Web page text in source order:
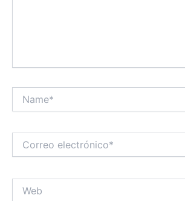
electrónico*